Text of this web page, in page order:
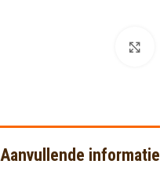
Aanvullende informatie